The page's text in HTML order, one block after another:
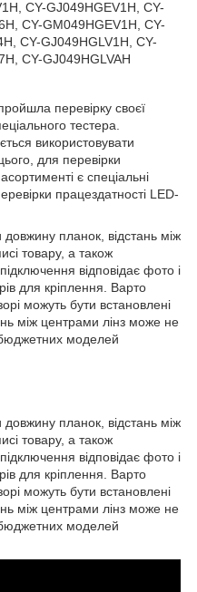
CY-GJ049HGEV1H, CY-
CY-GM049HGEV1H, CY-
CY-GJ049HGLV1H, CY-
CY-GJ049HGLVAH
перевірку своєї
тестера.
використовувати
для перевірки
є спеціальні
працездатності LED-
планок, відстань між
товару, а також
відповідає фото і
для кріплення. Варто
можуть бути встановлені
між центрами лінз може не
моделей
планок, відстань між
товару, а також
відповідає фото і
для кріплення. Варто
можуть бути встановлені
між центрами лінз може не
моделей